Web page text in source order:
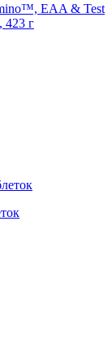
EAA & Test
423 г